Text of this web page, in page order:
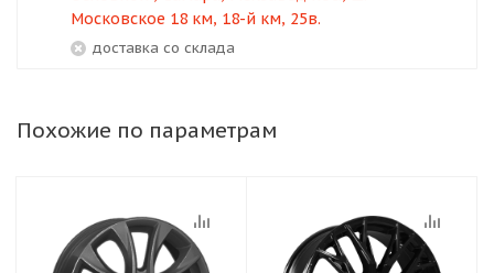
Московское 18 км, 18-й км, 25в.
Доставка со склада
Похожие по параметрам